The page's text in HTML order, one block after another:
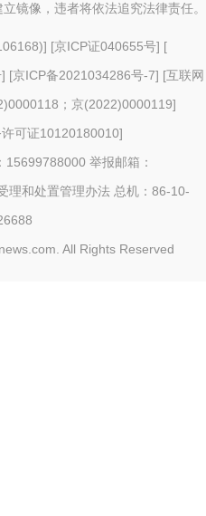
镜像，违者将依法追究法律责任。
] [京ICP证040655号] [
] [京ICP备2021034286号-7] [互联网
；京(2022)0000119]
可证10120180010]
举报邮箱：
理和处置管理办法 总机：86-10-
All Rights Reserved